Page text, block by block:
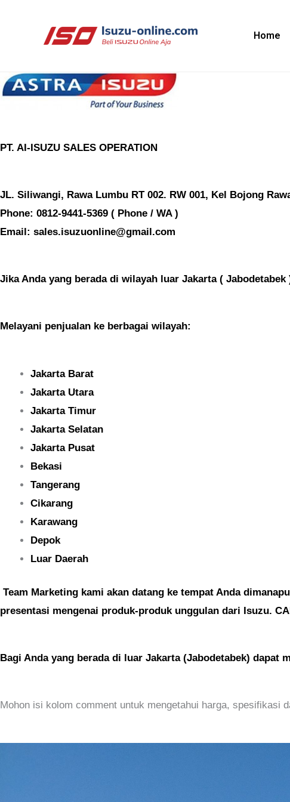
Home
PT. AI-ISUZU SALES OPERATION
JL. Siliwangi, Rawa Lumbu RT 002. RW 001, Kel Bojong
Phone: 0812-9441-5369 ( Phone / WA )
Email: sales.isuzuonline@gmail.com
Jika Anda yang berada di wilayah luar Jakarta (
Melayani penjualan ke berbagai wilayah:
Jakarta Barat
Jakarta Utara
Jakarta Timur
Jakarta Selatan
Jakarta Pusat
Bekasi
Tangerang
Cikarang
Karawang
Depok
Luar Daerah
Team Marketing kami akan datang ke tempat Anda
presentasi mengenai produk-produk unggulan dari Isuzu.
Bagi Anda yang berada di luar Jakarta (Jabodetabek)
Mohon isi kolom comment untuk mengetahui harga, spesifikasi